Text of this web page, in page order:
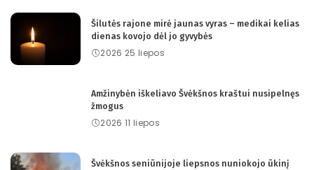
Šilutės rajone mirė jaunas vyras – medikai kelias
dienas kovojo dėl jo gyvybės
2026 25 liepos
Amžinybėn iškeliavo Švėkšnos kraštui nusipelnęs
žmogus
2026 11 liepos
Švėkšnos seniūnijoje liepsnos nuniokojo ūkinį